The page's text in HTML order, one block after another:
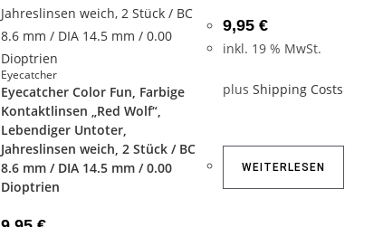
Eyecatcher
Eyecatcher Color Fun, Farbige
Kontaktlinsen „Red Wolf“,
Lebendiger Untoter,
Jahreslinsen weich, 2 Stück / BC
8.6 mm / DIA 14.5 mm / 0.00
Dioptrien
9,95 €
inkl. 19 % MwSt.
plus Shipping Costs
WEITERLESEN